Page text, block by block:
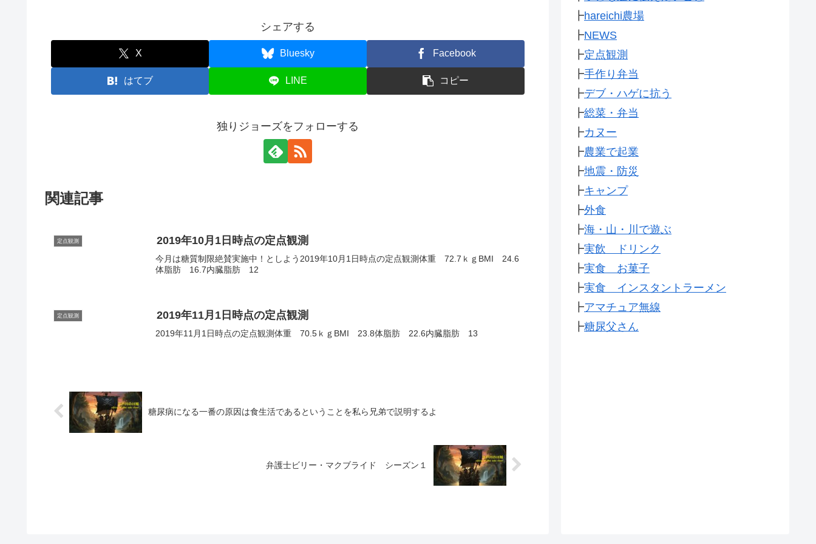
シェアする
X Bluesky Facebook
はてブ LINE コピー
独りジョーズをフォローする
関連記事
定点観測 2019年10月1日時点の定点観測
今月は糖質制限絶賛実施中！としよう2019年10月1日時点の定点観測体重 72.7ｋｇBMI 24.6
体脂肪 16.7内臓脂肪 12
定点観測 2019年11月1日時点の定点観測
2019年11月1日時点の定点観測体重 70.5ｋｇBMI 23.8体脂肪 22.6内臓脂肪 13
糖尿病になる一番の原因は食生活であるということを私ら兄弟で説明するよ
弁護士ビリー・マクブライド シーズン１
┣hareichi農場
┣NEWS
┣定点観測
┣手作り弁当
┣デブ・ハゲに抗う
┣総菜・弁当
┣カヌー
┣農業で起業
┣地震・防災
┣キャンプ
┣外食
┣海・山・川で遊ぶ
┣実飲 ドリンク
┣実食 お菓子
┣実食 インスタントラーメン
┣アマチュア無線
┣糖尿父さん